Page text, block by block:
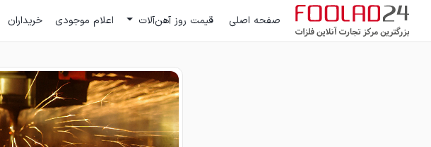
صفحه اصلی قیمت روز آهن‌آلات اعلام موجودی خریداران